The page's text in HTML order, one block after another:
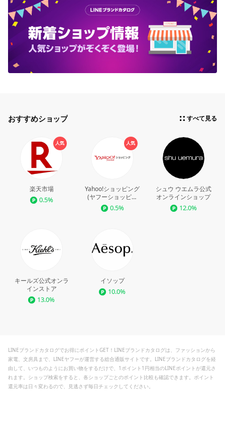
おすすめショップ すべて見る
人気
楽天市場
0.5%
人気
Yahoo!ショッピング
(ヤフーショッピン
グ)
0.5%
シュウ ウエムラ公式
オンラインショップ
12.0%
キールズ公式オンラ
インストア
13.0%
イソップ
10.0%
LINEブランドカタログでお得にポイントGET！LINEブランドカタログは、ファッションから
家電、文房具まで、LINEヤフーが運営する総合通販サイトです。LINEブランドカタログを経
由して、いつものようにお買い物をするだけで、1ポイント1円相当のLINEポイントが還元さ
れます。ショップ検索をすると、各ショップごとのポイント比較も確認できます。ポイント
還元率は日々変わるので、見逃さず毎日チェックしてください。